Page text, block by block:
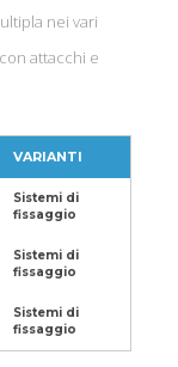
nei vari
attacchi e
VARIANTI
Sistemi di
fissaggio
Sistemi di
fissaggio
Sistemi di
fissaggio